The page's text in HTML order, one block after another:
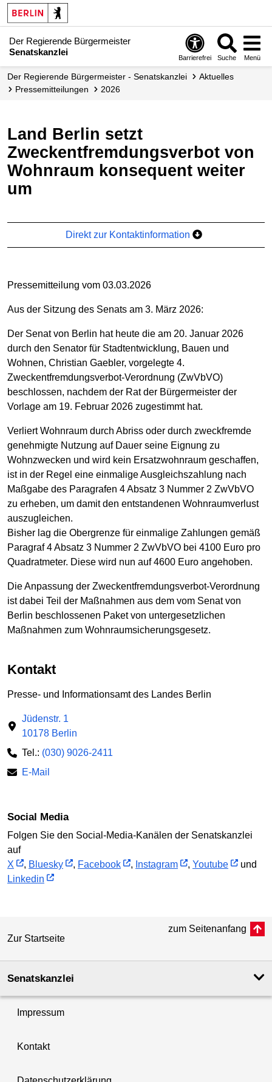
Der Regierende Bürgermeister
Senatskanzlei
Barrierefrei Suche Menü
Der Regierende Bürgermeister - Senatskanzlei
Aktuelles
Presse­mitteilungen
2026
Land Berlin setzt
Zweckentfremdungsverbot von
Wohnraum konsequent weiter
um
Direkt zur Kontaktinformation
Pressemitteilung vom 03.03.2026
Aus der Sitzung des Senats am 3. März 2026:
Der Senat von Berlin hat heute die am 20. Januar 2026
durch den Senator für Stadtentwicklung, Bauen und
Wohnen, Christian Gaebler, vorgelegte 4.
Zweckentfremdungsverbot-Verordnung (ZwVbVO)
beschlossen, nachdem der Rat der Bürgermeister der
Vorlage am 19. Februar 2026 zugestimmt hat.
Verliert Wohnraum durch Abriss oder durch zweckfremde
genehmigte Nutzung auf Dauer seine Eignung zu
Wohnzwecken und wird kein Ersatzwohnraum geschaffen,
ist in der Regel eine einmalige Ausgleichszahlung nach
Maßgabe des Paragrafen 4 Absatz 3 Nummer 2 ZwVbVO
zu erheben, um damit den entstandenen Wohnraumverlust
auszugleichen.
Bisher lag die Obergrenze für einmalige Zahlungen gemäß
Paragraf 4 Absatz 3 Nummer 2 ZwVbVO bei 4100 Euro pro
Quadratmeter. Diese wird nun auf 4600 Euro angehoben.
Die Anpassung der Zweckentfremdungsverbot-Verordnung
ist dabei Teil der Maßnahmen aus dem vom Senat von
Berlin beschlossenen Paket von untergesetzlichen
Maßnahmen zum Wohnraumsicherungsgesetz.
Kontakt
Presse- und Informationsamt des Landes Berlin
Jüdenstr. 1
10178 Berlin
Tel.: (030) 9026-2411
E-Mail
Social Media
Folgen Sie den Social-Media-Kanälen der Senatskanzlei
auf
X
, Bluesky , Facebook , Instagram , Youtube
und
Linkedin
Zur Startseite
zum Seitenanfang
Senatskanzlei
Impressum
Kontakt